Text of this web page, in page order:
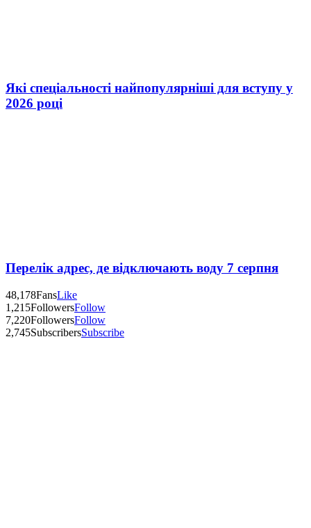
Які спеціальності найпопулярніші для вступу у
2026 році
Перелік адрес, де відключають воду 7 серпня
48,178FansLike
1,215FollowersFollow
7,220FollowersFollow
2,745SubscribersSubscribe